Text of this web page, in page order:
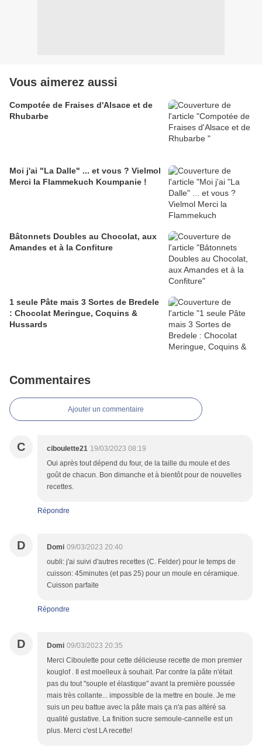
Vous aimerez aussi
Compotée de Fraises d'Alsace et de
Rhubarbe
Moi j'ai "La Dalle" ... et vous ? Vielmol
Merci la Flammekuch Koumpanie !
Bâtonnets Doubles au Chocolat, aux
Amandes et à la Confiture
1 seule Pâte mais 3 Sortes de Bredele
: Chocolat Meringue, Coquins &
Hussards
Commentaires
Ajouter un commentaire
C ciboulette21 19/03/2023 08:19
Oui après tout dépend du four, de la taille du moule et des
goût de chacun. Bon dimanche et à bientôt pour de nouvelles
recettes.
Répondre
D Domi 09/03/2023 20:40
oubli: j'ai suivi d'autres recettes (C. Felder) pour le temps de
cuisson: 45minutes (et pas 25) pour un moule en céramique.
Cuisson parfaite
Répondre
D Domi 09/03/2023 20:35
Merci Ciboulette pour cette délicieuse recette de mon premier
kouglof . Il est moelleux à souhait. Par contre la pâte n'était
pas du tout "souple et élastique" avant la première poussée
mais très collante... impossible de la mettre en boule. Je me
suis un peu battue avec la pâte mais ça n'a pas altéré sa
qualité gustative. La finition sucre semoule-cannelle est un
plus. Merci c'est LA recette!